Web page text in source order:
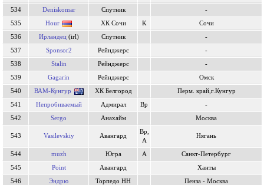
534
Deniskomar Спутник
-
535
Hour ХК Сочи К
Сочи
536
Ирландец(irl) Спутник
-
537
Sponsor2 Рейнджерс
-
538
Stalin Рейнджерс
-
539
Gagarin Рейнджерс
Омск
540
ВАМ-Кунгур ХК Белгород
Перм. край,г.Кунгур
541
Непробиваемый Адмирал Вр
-
542
Sergo Анахайм Москва
543 Vasilevskiy Авангард
Вр,
А
Нягань
544 muzh Югра А
Санкт-Петербург
545
Point Авангард
Ханты
546
Эндрю Торпедо НН Пенза - Москва